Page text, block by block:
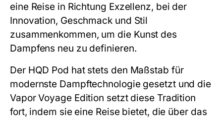
eine Reise in Richtung Exzellenz, bei der
Innovation, Geschmack und Stil
zusammenkommen, um die Kunst des
Dampfens neu zu definieren.
Der HQD Pod hat stets den Maßstab für
modernste Dampftechnologie gesetzt und die
Vapor Voyage Edition setzt diese Tradition
fort, indem sie eine Reise bietet, die über das